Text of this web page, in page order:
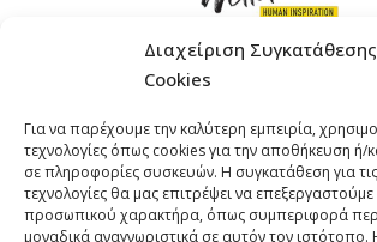
Διαχείριση Συγκατάθεσης
Cookies
Για να παρέχουμε την καλύτερη εμπειρία,
τεχνολογίες όπως cookies για την αποθήκευση ή/
σε πληροφορίες συσκευών. Η συγκατάθεση για
τεχνολογίες θα μας επιτρέψει να
προσωπικού χαρακτήρα, όπως συμπεριφορά
μοναδικά αναγνωριστικά σε αυτόν τον
ΤΗΛΕΦΩΝΟ: +30 211 4021758
EMAIL:info@welldone.com.gr